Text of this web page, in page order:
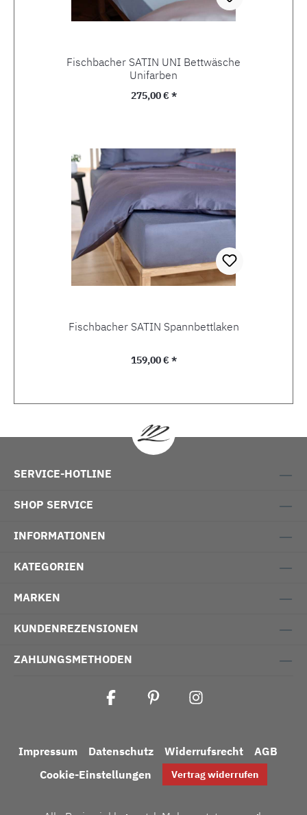
Fischbacher SATIN UNI Bettwäsche
Unifarben
Regulärer Preis:
275,00 € *
Fischbacher SATIN Spannbettlaken
Regulärer Preis:
159,00 € *
SERVICE-HOTLINE
SHOP SERVICE
INFORMATIONEN
KATEGORIEN
MARKEN
KUNDENREZENSIONEN
ZAHLUNGSMETHODEN
Impressum Datenschutz Widerrufsrecht
AGB
Cookie-Einstellungen
Vertrag widerrufen